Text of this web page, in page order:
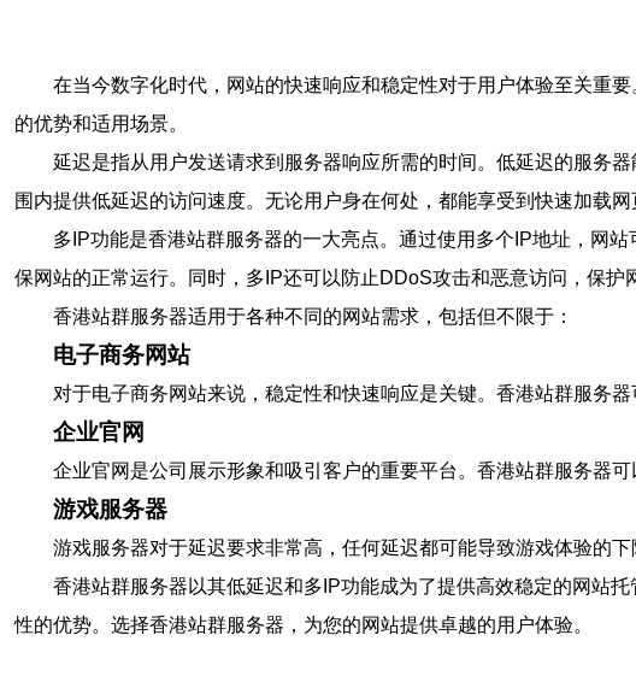
在当今数字化时代，网站的快速响应和稳定性对于用户体验至关重
的优势和适用场景。
延迟是指从用户发送请求到服务器响应所需的时间。低延迟的服务
围内提供低延迟的访问速度。无论用户身在何处，都能享受到快速加载网
多IP功能是香港站群服务器的一大亮点。通过使用多个IP地址，网
保网站的正常运行。同时，多IP还可以防止DDoS攻击和恶意访问，保护
香港站群服务器适用于各种不同的网站需求，包括但不限于：
电子商务网站
对于电子商务网站来说，稳定性和快速响应是关键。香港站群服务
企业官网
企业官网是公司展示形象和吸引客户的重要平台。香港站群服务器
游戏服务器
游戏服务器对于延迟要求非常高，任何延迟都可能导致游戏体验的
香港站群服务器以其低延迟和多IP功能成为了提供高效稳定的网站
性的优势。选择香港站群服务器，为您的网站提供卓越的用户体验。